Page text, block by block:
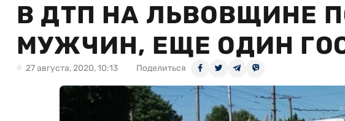
В ДТП НА ЛЬВОВЩИНЕ
МУЖЧИН, ЕЩЕ ОДИН
27 августа, 2020, 10:13 Поделиться